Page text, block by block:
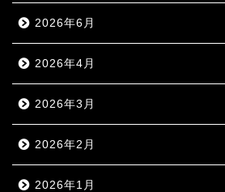
2026年6月
2026年4月
2026年3月
2026年2月
2026年1月